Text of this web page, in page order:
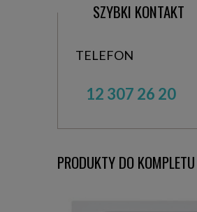
SZYBKI KONTAKT
TELEFON
12 307 26 20
PRODUKTY DO KOMPLETU